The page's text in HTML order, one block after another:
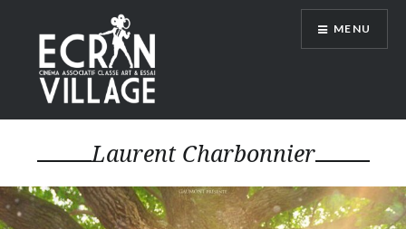
contenu
principal
ÉCRAN VILLAGE
MENU
Laurent Charbonnier